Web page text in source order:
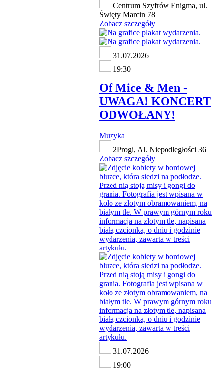
Centrum Szyfrów Enigma, ul.
Święty Marcin 78
Zobacz szczegóły
31.07.2026
19:30
Of Mice & Men -
UWAGA! KONCERT
ODWOŁANY!
Muzyka
2Progi, Al. Niepodległości 36
Zobacz szczegóły
31.07.2026
19:00